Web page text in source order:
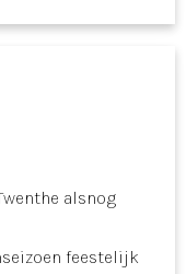
alsnog
feestelijk